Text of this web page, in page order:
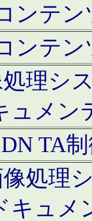
ンテ
ンテ
処理シ
ュメン
TA
像処理
キュメ